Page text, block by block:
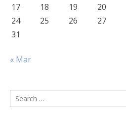
17 18 19 20
24
25 26 27
31
« Mar
Search
for: